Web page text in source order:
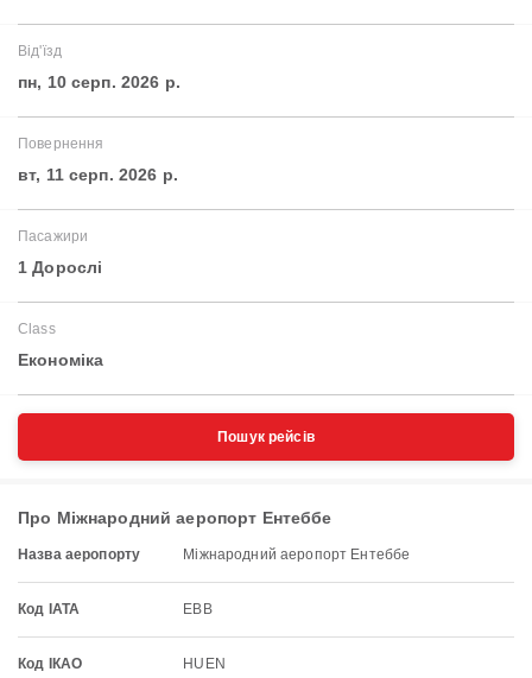
Від'їзд
пн, 10 серп. 2026 р.
Повернення
вт, 11 серп. 2026 р.
Пасажири
1 Дорослі
Class
Економіка
Пошук рейсів
Про Міжнародний аеропорт Ентеббе
Назва аеропорту Міжнародний аеропорт Ентеббе
Код IATA EBB
Код ІКАО HUEN